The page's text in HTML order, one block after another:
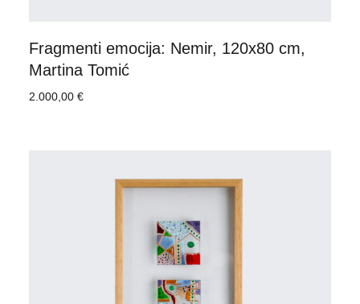
Fragmenti emocija: Nemir, 120x80 cm,
Martina Tomić
2.000,00 €